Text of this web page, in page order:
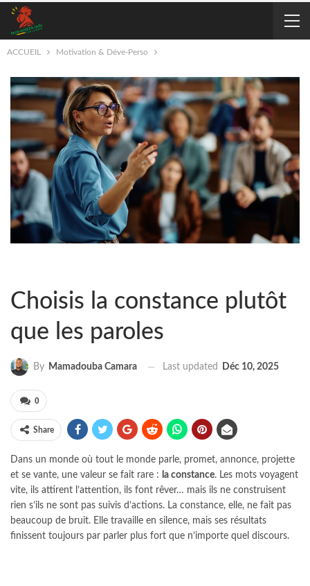
ACCUEIL Motivation & Déve-Perso
Choisis la constance plutôt
que les paroles
By Mamadouba Camara Last updated Déc 10, 2025
0
Share
Dans un monde où tout le monde parle, promet, annonce, projette
et se vante, une valeur se fait rare : la constance. Les mots voyagent
vite, ils attirent l’attention, ils font rêver… mais ils ne construisent
rien s’ils ne sont pas suivis d’actions. La constance, elle, ne fait pas
beaucoup de bruit. Elle travaille en silence, mais ses résultats
finissent toujours par parler plus fort que n’importe quel discours.